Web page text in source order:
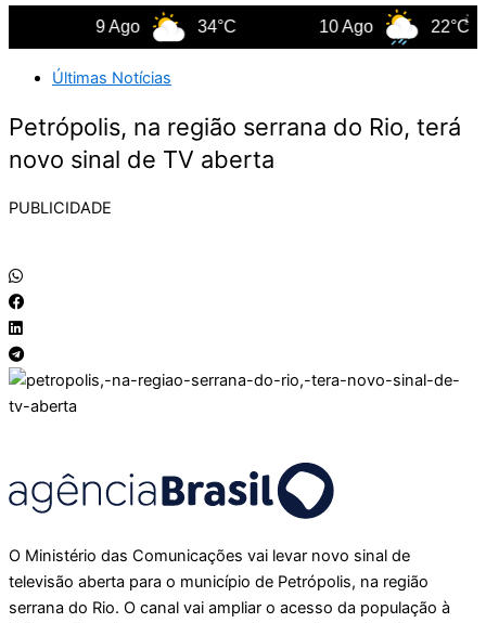
9 Ago 34°C 10 Ago 22°C
Últimas Notícias
Petrópolis, na região serrana do Rio, terá
novo sinal de TV aberta
PUBLICIDADE
O Ministério das Comunicações vai levar novo sinal de
televisão aberta para o município de Petrópolis, na região
serrana do Rio. O canal vai ampliar o acesso da população à